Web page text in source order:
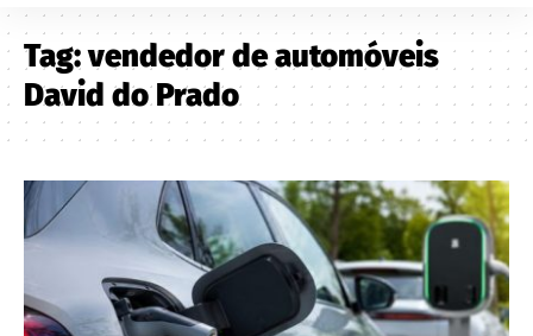
Tag:vendedor de automóveis
David do Prado